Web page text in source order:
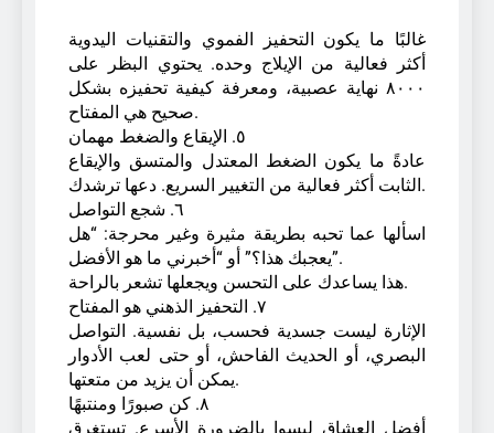
غالبًا ما يكون التحفيز الفموي والتقنيات اليدوية
أكثر فعالية من الإيلاج وحده. يحتوي البظر على
٨٠٠٠ نهاية عصبية، ومعرفة كيفية تحفيزه بشكل
صحيح هي المفتاح.
٥. الإيقاع والضغط مهمان
عادةً ما يكون الضغط المعتدل والمتسق والإيقاع
الثابت أكثر فعالية من التغيير السريع. دعها ترشدك.
٦. شجع التواصل
اسألها عما تحبه بطريقة مثيرة وغير محرجة: “هل
يعجبك هذا؟” أو “أخبرني ما هو الأفضل”.
هذا يساعدك على التحسن ويجعلها تشعر بالراحة.
٧. التحفيز الذهني هو المفتاح
الإثارة ليست جسدية فحسب، بل نفسية. التواصل
البصري، أو الحديث الفاحش، أو حتى لعب الأدوار
يمكن أن يزيد من متعتها.
٨. كن صبورًا ومنتبهًا
أفضل العشاق ليسوا بالضرورة الأسرع. تستغرق